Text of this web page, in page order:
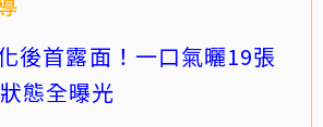
後首露面！一口氣曬19張
態全曝光